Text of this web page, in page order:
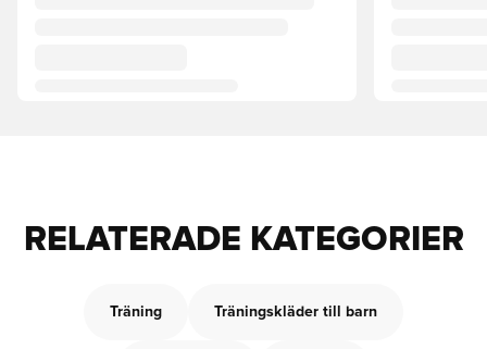
RELATERADE KATEGORIER
Träning Träningskläder till barn